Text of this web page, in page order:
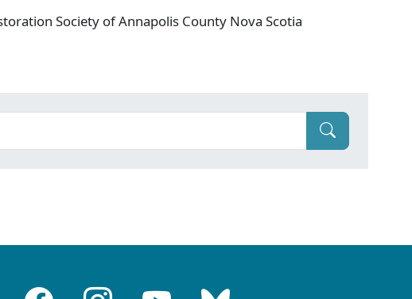
Society of Annapolis County Nova Scotia